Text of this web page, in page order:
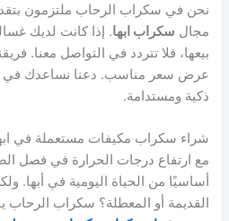
نحن في سكراب الرحاب ملتزمون
مجال سكراب ابها. إذا كانت لديك
بيعها، فلا تتردد في التواصل معنا.
عرض سعر مناسب. دعنا نساعدك في
ذكية ومستدامة.
شراء سكراب مكيفات مستعملة في
مع ارتفاع درجات الحرارة في فصل
أساسيًا من الحياة اليومية في أبها.
القديمة أو المعطلة؟ سكراب الرحاب